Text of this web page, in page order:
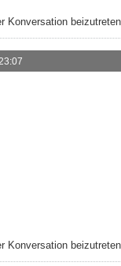
Konversation
Konversation